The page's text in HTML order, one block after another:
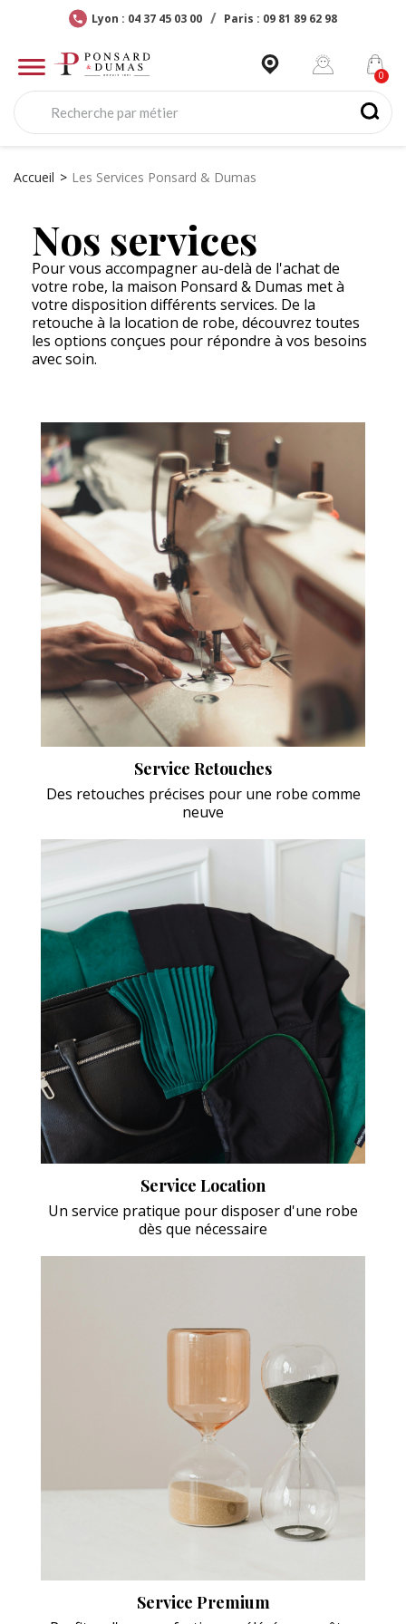
Lyon : 04 37 45 03 00 Paris : 09 81 89 62 98
Accueil Les Services Ponsard & Dumas
Nos services
Pour vous accompagner au-delà de l'achat de
votre robe, la maison Ponsard & Dumas met à
votre disposition différents services. De la
retouche à la location de robe, découvrez toutes
les options conçues pour répondre à vos besoins
avec soin.
Service Retouches
Des retouches précises pour une robe comme
neuve
Service Location
Un service pratique pour disposer d'une robe
dès que nécessaire
Service Premium